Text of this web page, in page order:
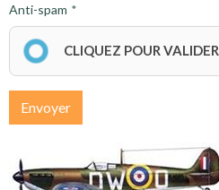
Anti-spam
CLIQUEZ POUR VALIDER
Envoyer